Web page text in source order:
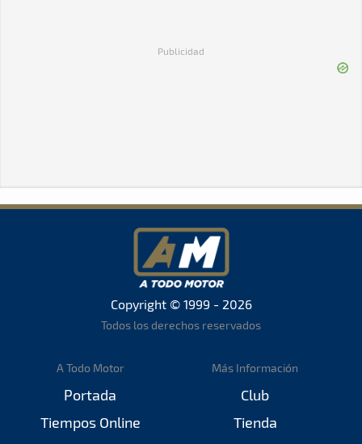
Publicidad
Copyright © 1999 - 2026
Todos los derechos reservados
A Todo Motor
Portada
Tiempos Online
Más Información
Club
Tienda